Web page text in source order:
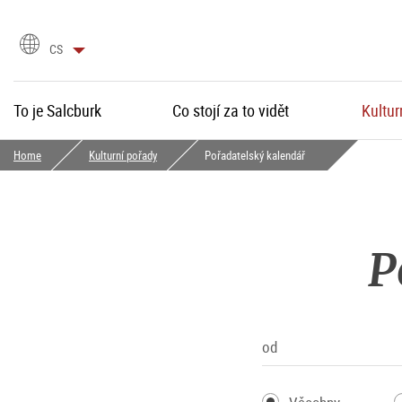
language
selection
CS
To je Salcburk Co stojí za to vidět
Home Kulturní pořady Pořadatelský kalendář
od